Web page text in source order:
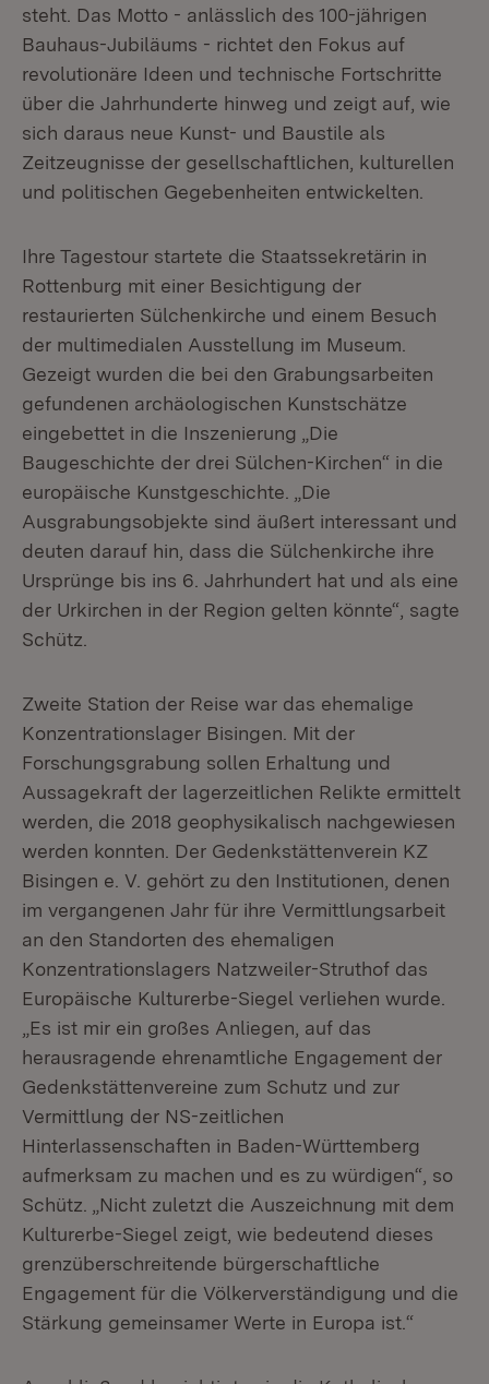
steht. Das Motto - anlässlich des 100-jährigen
Bauhaus-Jubiläums - richtet den Fokus auf
revolutionäre Ideen und technische Fortschritte
über die Jahrhunderte hinweg und zeigt auf, wie
sich daraus neue Kunst- und Baustile als
Zeitzeugnisse der gesellschaftlichen, kulturellen
und politischen Gegebenheiten entwickelten.
Ihre Tagestour startete die Staatssekretärin in
Rottenburg mit einer Besichtigung der
restaurierten Sülchenkirche und einem Besuch
der multimedialen Ausstellung im Museum.
Gezeigt wurden die bei den Grabungsarbeiten
gefundenen archäologischen Kunstschätze
eingebettet in die Inszenierung „Die
Baugeschichte der drei Sülchen-Kirchen“ in die
europäische Kunstgeschichte. „Die
Ausgrabungsobjekte sind äußert interessant und
deuten darauf hin, dass die Sülchenkirche ihre
Ursprünge bis ins 6. Jahrhundert hat und als eine
der Urkirchen in der Region gelten könnte“, sagte
Schütz.
Zweite Station der Reise war das ehemalige
Konzentrationslager Bisingen. Mit der
Forschungsgrabung sollen Erhaltung und
Aussagekraft der lagerzeitlichen Relikte ermittelt
werden, die 2018 geophysikalisch nachgewiesen
werden konnten. Der Gedenkstättenverein KZ
Bisingen e. V. gehört zu den Institutionen, denen
im vergangenen Jahr für ihre Vermittlungsarbeit
an den Standorten des ehemaligen
Konzentrationslagers Natzweiler-Struthof das
Europäische Kulturerbe-Siegel verliehen wurde.
„Es ist mir ein großes Anliegen, auf das
herausragende ehrenamtliche Engagement der
Gedenkstättenvereine zum Schutz und zur
Vermittlung der NS-zeitlichen
Hinterlassenschaften in Baden-Württemberg
aufmerksam zu machen und es zu würdigen“, so
Schütz. „Nicht zuletzt die Auszeichnung mit dem
Kulturerbe-Siegel zeigt, wie bedeutend dieses
grenzüberschreitende bürgerschaftliche
Engagement für die Völkerverständigung und die
Stärkung gemeinsamer Werte in Europa ist.“